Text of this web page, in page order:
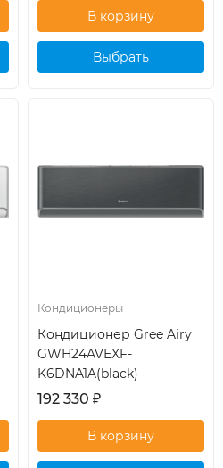
Выбрать
Кондиционеры
Кондиционер Gree Airy
GWH24AVEXF-
K6DNA1A(black)
192 330 ₽